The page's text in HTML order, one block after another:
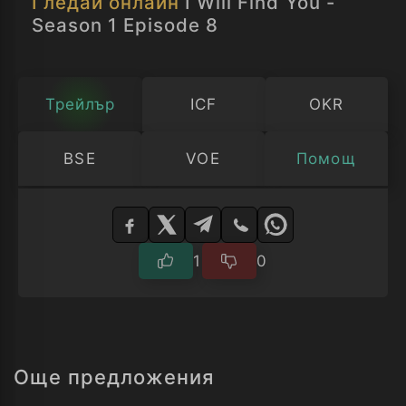
Season 1 Episode 8
Трейлър ICF OKR
BSE VOE Помощ
Изберете
1 0
Още предложения